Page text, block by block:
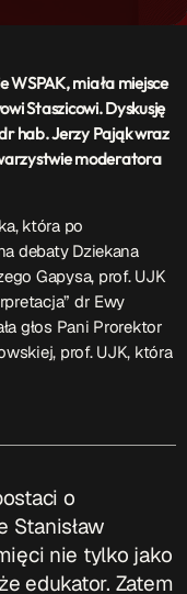
miała miejsce
Staszicowi. Dyskusję
hab. Jerzy Pająk wraz
moderatora
która po
debaty Dziekana
Gapysa, prof. UJK
dr Ewy
głos Pani Prorektor
prof. UJK, która
o
Stanisław
nie tylko jako
edukator. Zatem